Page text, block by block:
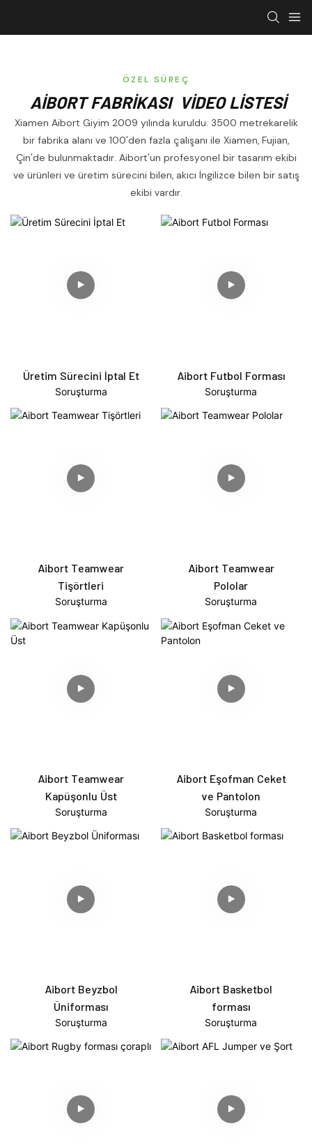
ÖZEL SÜREÇ
AİBORT FABRİKASI VİDEO LISTESI
Xiamen Aibort Giyim 2009 yılında kuruldu. 3500 metrekarelik
bir fabrika alanı ve 100'den fazla çalışanı ile Xiamen, Fujian,
Çin'de bulunmaktadır. Aibort'un profesyonel bir tasarım ekibi
ve ürünleri ve üretim sürecini bilen, akıcı İngilizce bilen bir satış
ekibi vardır.
Üretim Sürecini İptal Et
Soruşturma
Aibort Futbol Forması
Soruşturma
Aibort Teamwear
Tişörtleri
Soruşturma
Aibort Teamwear
Pololar
Soruşturma
Aibort Teamwear
Kapüşonlu Üst
Soruşturma
Aibort Eşofman Ceket
ve Pantolon
Soruşturma
Aibort Beyzbol
Üniforması
Soruşturma
Aibort Basketbol
forması
Soruşturma